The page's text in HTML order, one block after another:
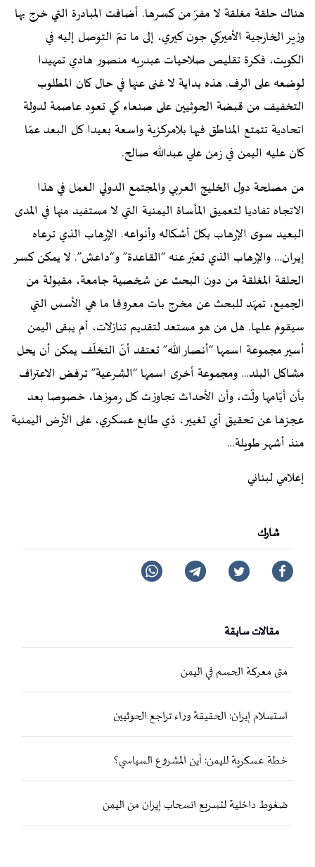
هناك حلقة مغلقة لا مفرّ من كسرها. أضافت المبادرة التي خرج بها
وزير الخارجية الأميركي جون كيري، إلى ما تمّ التوصل إليه في
الكويت، فكرة تقليص صلاحيات عبدربه منصور هادي تمهيدا
لوضعه على الرف. هذه بداية لا غنى عنها في حال كان المطلوب
التخفيف من قبضة الحوثيين على صنعاء كي تعود عاصمة لدولة
اتحادية تتمتع المناطق فيها بلامركزية واسعة بعيدا كل البعد عمّا
كان عليه اليمن في زمن علي عبدالله صالح.
من مصلحة دول الخليج العربي والمجتمع الدولي العمل في هذا
الاتجاه تفاديا لتعميق المأساة اليمنية التي لا مستفيد منها في المدى
البعيد سوى الإرهاب بكلّ أشكاله وأنواعه. الإرهاب الذي ترعاه
إيران… والإرهاب الذي تعبّر عنه “القاعدة” و“داعش”. لا يمكن كسر
الحلقة المغلقة من دون البحث عن شخصية جامعة، مقبولة من
الجميع، تمهّد للبحث عن مخرج بات معروفا ما هي الأسس التي
سيقوم عليها. هل من هو مستعد لتقديم تنازلات، أم يبقى اليمن
أسير مجموعة اسمها “أنصار الله” تعتقد أنّ التخلّف يمكن أن يحل
مشاكل البلد… ومجموعة أخرى اسمها “الشرعية” ترفض الاعتراف
بأن أيّامها ولّت، وأن الأحداث تجاوزت كل رموزها، خصوصا بعد
عجزها عن تحقيق أي تغيير، ذي طابع عسكري، على الأرض اليمنية
منذ أشهر طويلة…
إعلامي لبناني
شارك
مقالات سابقة
متى معركة الحسم في اليمن
استسلام إيران: الحقيقة وراء تراجع الحوثيين
خطة عسكرية لليمن: أين المشروع السياسي؟
ضغوط داخلية لتسريع انسحاب إيران من اليمن